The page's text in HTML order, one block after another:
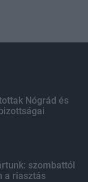
Nógrád és
szombattól
a riasztás